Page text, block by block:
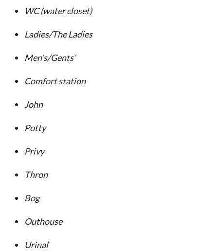
WC (water closet)
Ladies/The Ladies
Men’s/Gents’
Comfort station
John
Potty
Privy
Thron
Bog
Outhouse
Urinal